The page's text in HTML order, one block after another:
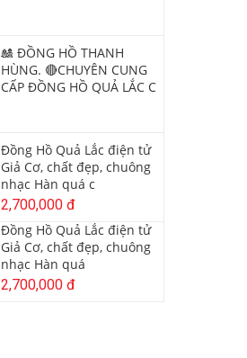
🎎 ĐỒNG HỒ THANH
HÙNG. 🔴CHUYÊN CUNG
CẤP ĐỒNG HỒ QUẢ LẮC C
Đồng Hồ Quả Lắc điện tử
Giả Cơ, chất đẹp, chuông
nhạc Hàn quá c
2,700,000 đ
Đồng Hồ Quả Lắc điện tử
Giả Cơ, chất đẹp, chuông
nhạc Hàn quá
2,700,000 đ